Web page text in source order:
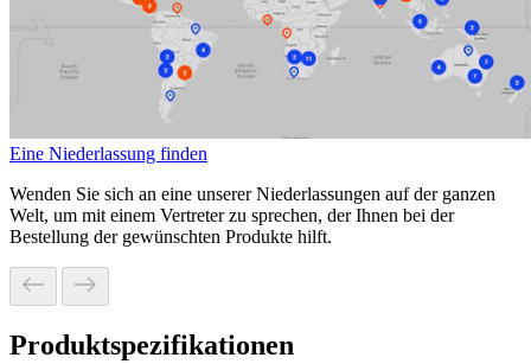
Eine Niederlassung finden
Wenden Sie sich an eine unserer Niederlassungen auf der ganzen
Welt, um mit einem Vertreter zu sprechen, der Ihnen bei der
Bestellung der gewünschten Produkte hilft.
Produktspezifikationen